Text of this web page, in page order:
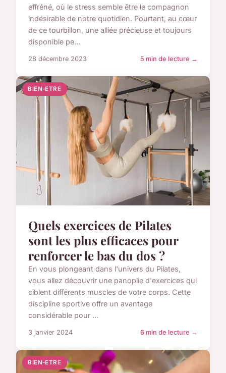
effréné, où le stress semble être le compagnon
indésirable de notre quotidien. Pourtant, au cœur
de ce tourbillon, une alliée précieuse et toujours
disponible pe...
28 décembre 2023 5 min de lecture →
BIEN-ETRE
Quels exercices de Pilates
sont les plus efficaces pour
renforcer le bas du dos ?
En vous plongeant dans l'univers du Pilates,
vous allez découvrir une panoplie d'exercices qui
ciblent différents muscles de votre corps. Cette
discipline sportive offre un avantage
considérable pour ...
3 janvier 2024 6 min de lecture →
BIEN-ETRE